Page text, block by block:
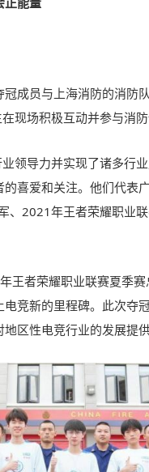
成员与上海消防的消防
现场积极互动并参与消
领导力并实现了诸多行
喜爱和关注。他们代表
、2021年王者荣耀职业
王者荣耀职业联赛夏季
竞新的里程碑。此次夺
区性电竞行业的发展提